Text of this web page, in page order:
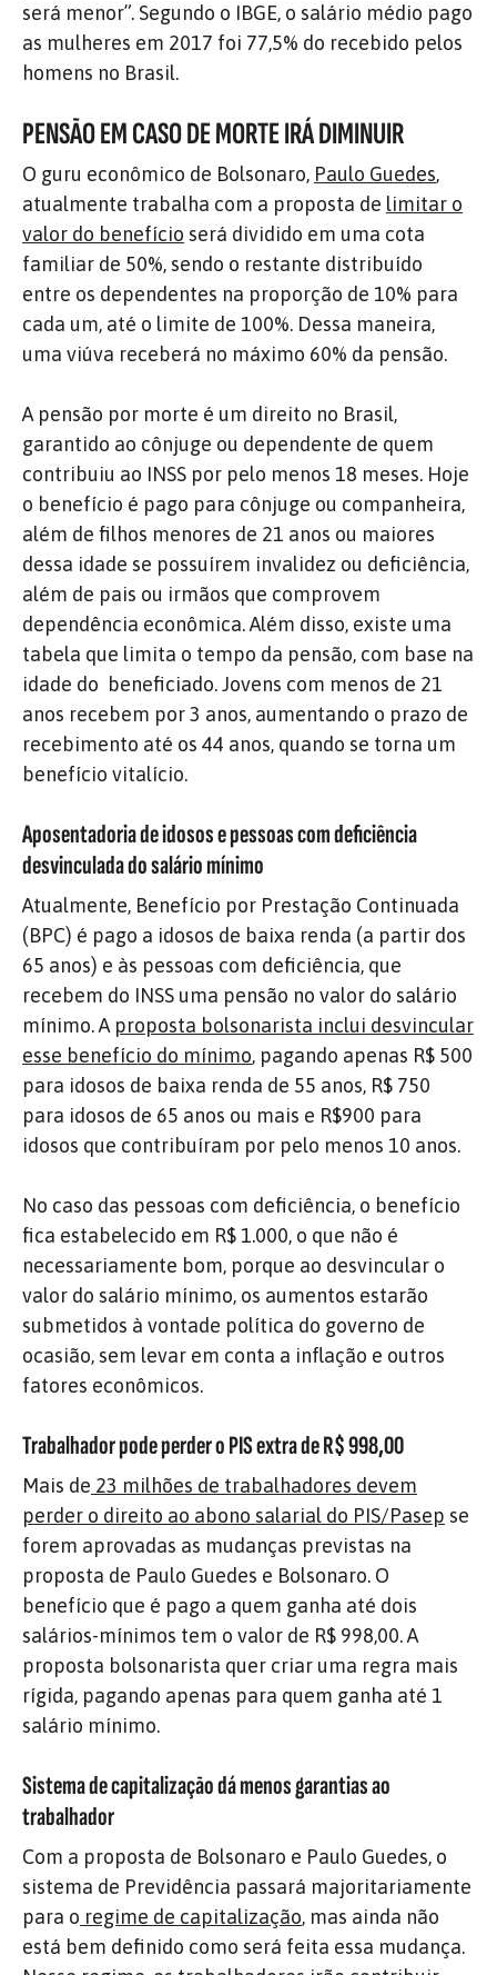
será menor”. Segundo o IBGE, o salário médio pago
as mulheres em 2017 foi 77,5% do recebido pelos
homens no Brasil.
PENSÃO EM CASO DE MORTE IRÁ DIMINUIR
O guru econômico de Bolsonaro, Paulo Guedes,
atualmente trabalha com a proposta de limitar o
valor do benefício será dividido em uma cota
familiar de 50%, sendo o restante distribuído
entre os dependentes na proporção de 10% para
cada um, até o limite de 100%. Dessa maneira,
uma viúva receberá no máximo 60% da pensão.
A pensão por morte é um direito no Brasil,
garantido ao cônjuge ou dependente de quem
contribuiu ao INSS por pelo menos 18 meses. Hoje
o benefício é pago para cônjuge ou companheira,
além de filhos menores de 21 anos ou maiores
dessa idade se possuírem invalidez ou deficiência,
além de pais ou irmãos que comprovem
dependência econômica. Além disso, existe uma
tabela que limita o tempo da pensão, com base na
idade do beneficiado. Jovens com menos de 21
anos recebem por 3 anos, aumentando o prazo de
recebimento até os 44 anos, quando se torna um
benefício vitalício.
Aposentadoria de idosos e pessoas com deficiência
desvinculada do salário mínimo
Atualmente, Benefício por Prestação Continuada
(BPC) é pago a idosos de baixa renda (a partir dos
65 anos) e às pessoas com deficiência, que
recebem do INSS uma pensão no valor do salário
mínimo. A proposta bolsonarista inclui desvincular
esse benefício do mínimo, pagando apenas R$ 500
para idosos de baixa renda de 55 anos, R$ 750
para idosos de 65 anos ou mais e R$900 para
idosos que contribuíram por pelo menos 10 anos.
No caso das pessoas com deficiência, o benefício
fica estabelecido em R$ 1.000, o que não é
necessariamente bom, porque ao desvincular o
valor do salário mínimo, os aumentos estarão
submetidos à vontade política do governo de
ocasião, sem levar em conta a inflação e outros
fatores econômicos.
Trabalhador pode perder o PIS extra de R$ 998,00
Mais de 23 milhões de trabalhadores devem
perder o direito ao abono salarial do PIS/Pasep se
forem aprovadas as mudanças previstas na
proposta de Paulo Guedes e Bolsonaro. O
benefício que é pago a quem ganha até dois
salários-mínimos tem o valor de R$ 998,00. A
proposta bolsonarista quer criar uma regra mais
rígida, pagando apenas para quem ganha até 1
salário mínimo.
Sistema de capitalização dá menos garantias ao
trabalhador
Com a proposta de Bolsonaro e Paulo Guedes, o
sistema de Previdência passará majoritariamente
para o regime de capitalização, mas ainda não
está bem definido como será feita essa mudança.